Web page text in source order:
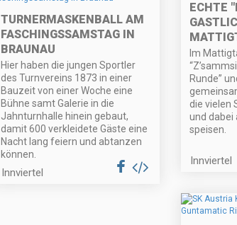
TURNERMASKENBALL AM
FASCHINGSSAMSTAG IN
BRAUNAU
Hier haben die jungen Sportler
des Turnvereins 1873 in einer
Bauzeit von einer Woche eine
Bühne samt Galerie in die
Jahnturnhalle hinein gebaut,
damit 600 verkleidete Gäste eine
Nacht lang feiern und abtanzen
können.
Innviertel
ECHTE
Im
Runde”
die vielen
und dabei
speisen.
Innviertel